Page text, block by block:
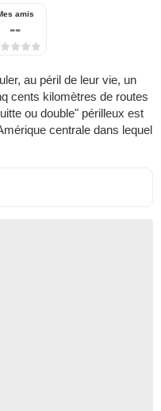
amis
--
au péril de leur vie, un
cents kilomètres de routes
ou double" périlleux est
centrale dans lequel